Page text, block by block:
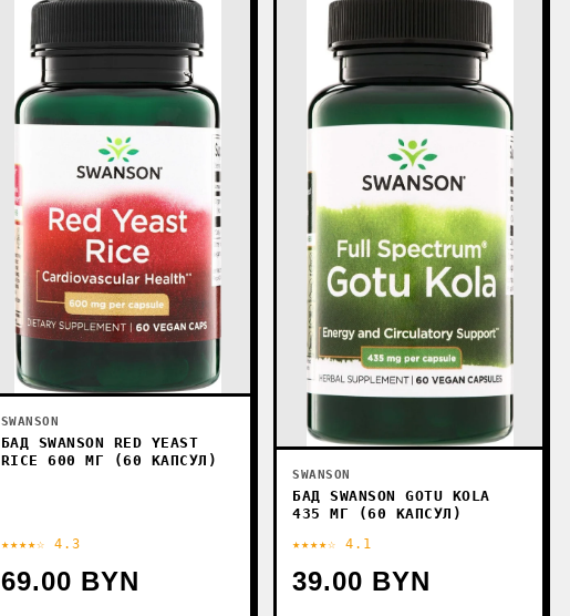
SWANSON
БАД SWANSON RED YEAST
RICE 600 МГ (60 КАПСУЛ)
★★★★☆ 4.3
69.00 BYN
SWANSON
БАД SWANSON GOTU KOLA
435 МГ (60 КАПСУЛ)
★★★★☆ 4.1
39.00 BYN